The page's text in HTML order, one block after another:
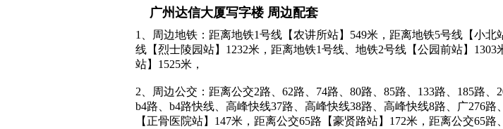
广州达信大厦写字楼 周边配套
1、周边地铁：距离地铁1号线【农讲所站】549米，距离地铁5号线【小
线【烈士陵园站】1232米，距离地铁1号线、地铁2号线【公园前站】
站】1525米，
2、周边公交：距离公交2路、62路、74路、80路、85路、133路、185路、
b4路、b4路快线、高峰快线37路、高峰快线38路、高峰快线8路、广276
【正骨医院站】147米，距离公交65路【豪贤路站】172米，距离公交65